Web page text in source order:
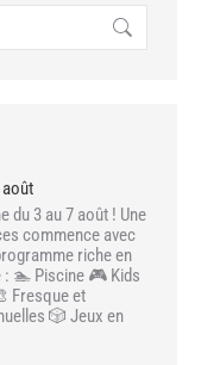
du 3 au 7 août ! Une
commence avec
riche en
: 🏊 Piscine 🎮 Kids
Fresque et
🎲 Jeux en